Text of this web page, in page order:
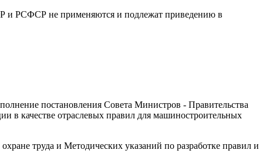
и РСФСР не применяются и подлежат приведению в
постановления Совета Министров - Правительства
в качестве отраслевых правил для машиностроительных
труда и Методических указаний по разработке правил и